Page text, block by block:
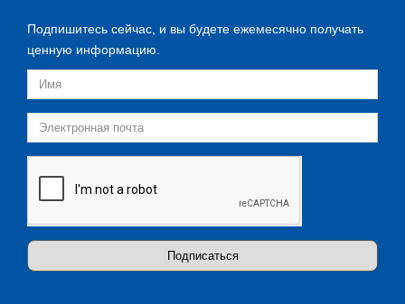
Подпишитесь сейчас, и вы будете ежемесячно получать
ценную информацию.
Подписаться